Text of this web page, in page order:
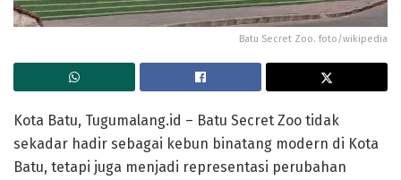
Batu Secret Zoo. foto/wikipedia
Kota Batu, Tugumalang.id – Batu Secret Zoo tidak
sekadar hadir sebagai kebun binatang modern di Kota
Batu, tetapi juga menjadi representasi perubahan